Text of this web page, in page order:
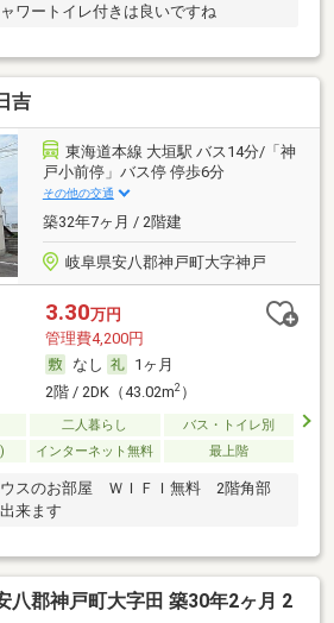
ワートイレ付きは良いですね
吉
東海道本線 大垣駅 バス14分/「神
戸小前停」バス停 停歩6分
その他の交通
築32年7ヶ月 / 2階建
岐阜県安八郡神戸町大字神戸
3.30万円
管理費4,200円
なし
1ヶ月
2階 / 2DK（43.02m2）
二人暮らし
バス・トイレ別
インターネット無料 最上階
ウスのお部屋 ＷＩＦＩ無料 2階角部
来ます
八郡神戸町大字田 築30年2ヶ月 2